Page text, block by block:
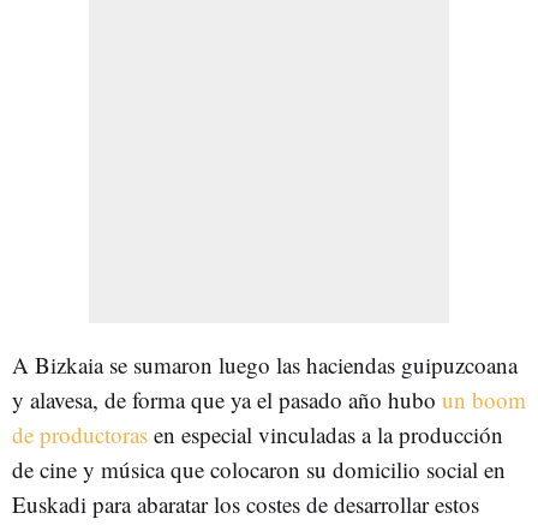
A Bizkaia se sumaron luego las haciendas guipuzcoana
y alavesa, de forma que ya el pasado año hubo un boom
de productoras en especial vinculadas a la producción
de cine y música que colocaron su domicilio social en
Euskadi para abaratar los costes de desarrollar estos